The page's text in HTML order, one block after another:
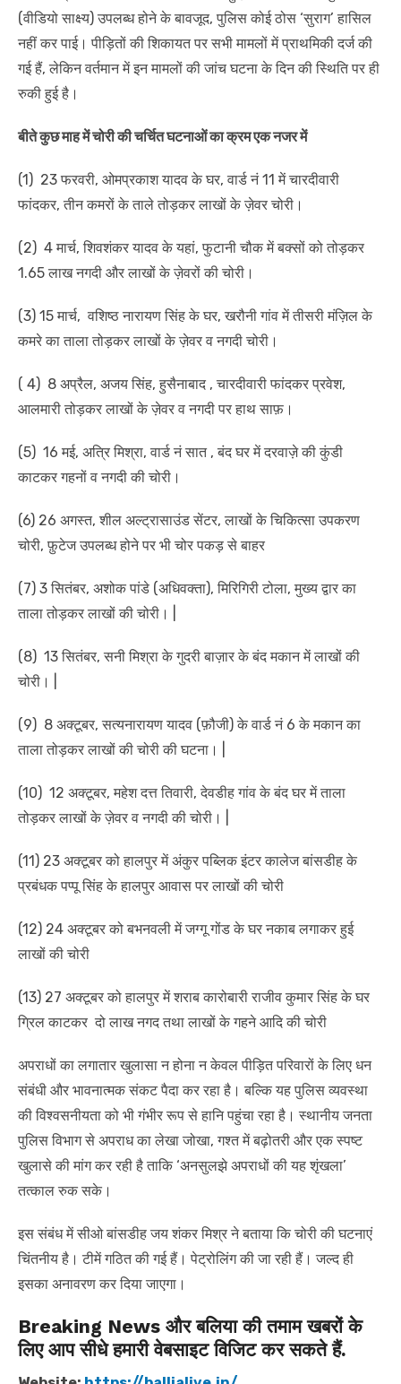
(वीडियो साक्ष्य) उपलब्ध होने के बावजूद, पुलिस कोई ठोस ‘सुराग’ हासिल
नहीं कर पाई। पीड़ितों की शिकायत पर सभी मामलों में प्राथमिकी दर्ज की
गई हैं, लेकिन वर्तमान में इन मामलों की जांच घटना के दिन की स्थिति पर ही
रुकी हुई है।
बीते कुछ माह में चोरी की चर्चित घटनाओं का क्रम एक नजर में
(1) 23 फरवरी, ओमप्रकाश यादव के घर, वार्ड नं 11 में चारदीवारी
फांदकर, तीन कमरों के ताले तोड़कर लाखों के ज़ेवर चोरी।
(2) 4 मार्च, शिवशंकर यादव के यहां, फुटानी चौक में बक्सों को तोड़कर
1.65 लाख नगदी और लाखों के ज़ेवरों की चोरी।
(3) 15 मार्च, वशिष्ठ नारायण सिंह के घर, खरौनी गांव में तीसरी मंज़िल के
कमरे का ताला तोड़कर लाखों के ज़ेवर व नगदी चोरी।
( 4) 8 अप्रैल, अजय सिंह, हुसैनाबाद , चारदीवारी फांदकर प्रवेश,
आलमारी तोड़कर लाखों के ज़ेवर व नगदी पर हाथ साफ़।
(5) 16 मई, अत्रि मिश्रा, वार्ड नं सात , बंद घर में दरवाज़े की कुंडी
काटकर गहनों व नगदी की चोरी।
(6) 26 अगस्त, शील अल्ट्रासाउंड सेंटर, लाखों के चिकित्सा उपकरण
चोरी, फ़ुटेज उपलब्ध होने पर भी चोर पकड़ से बाहर
(7) 3 सितंबर, अशोक पांडे (अधिवक्ता), मिरिगिरी टोला, मुख्य द्वार का
ताला तोड़कर लाखों की चोरी। |
(8) 13 सितंबर, सनी मिश्रा के गुदरी बाज़ार के बंद मकान में लाखों की
चोरी। |
(9) 8 अक्टूबर, सत्यनारायण यादव (फ़ौजी) के वार्ड नं 6 के मकान का
ताला तोड़कर लाखों की चोरी की घटना। |
(10) 12 अक्टूबर, महेश दत्त तिवारी, देवडीह गांव के बंद घर में ताला
तोड़कर लाखों के ज़ेवर व नगदी की चोरी। |
(11) 23 अक्टूबर को हालपुर में अंकुर पब्लिक इंटर कालेज बांसडीह के
प्रबंधक पप्पू सिंह के हालपुर आवास पर लाखों की चोरी
(12) 24 अक्टूबर को बभनवली में जग्गू गोंड के घर नकाब लगाकर हुई
लाखों की चोरी
(13) 27 अक्टूबर को हालपुर में शराब कारोबारी राजीव कुमार सिंह के घर
ग्रिल काटकर दो लाख नगद तथा लाखों के गहने आदि की चोरी
अपराधों का लगातार खुलासा न होना न केवल पीड़ित परिवारों के लिए धन
संबंधी और भावनात्मक संकट पैदा कर रहा है। बल्कि यह पुलिस व्यवस्था
की विश्वसनीयता को भी गंभीर रूप से हानि पहुंचा रहा है। स्थानीय जनता
पुलिस विभाग से अपराध का लेखा जोखा, गश्त में बढ़ोतरी और एक स्पष्ट
खुलासे की मांग कर रही है ताकि ‘अनसुलझे अपराधों की यह शृंखला’
तत्काल रुक सके।
इस संबंध में सीओ बांसडीह जय शंकर मिश्र ने बताया कि चोरी की घटनाएं
चिंतनीय है। टीमें गठित की गई हैं। पेट्रोलिंग की जा रही हैं। जल्द ही
इसका अनावरण कर दिया जाएगा।
Breaking News और बलिया की तमाम खबरों के
लिए आप सीधे हमारी वेबसाइट विजिट कर सकते हैं.